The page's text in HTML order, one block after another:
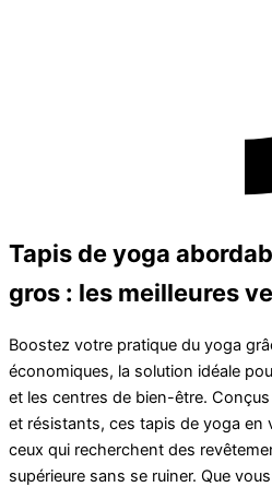
Tapis de yoga
gros : les meilleures
Boostez votre pratique du yoga
économiques, la solution idéale
et les centres de bien-être.
et résistants, ces tapis de yoga en
ceux qui recherchent des
supérieure sans se ruiner. Que